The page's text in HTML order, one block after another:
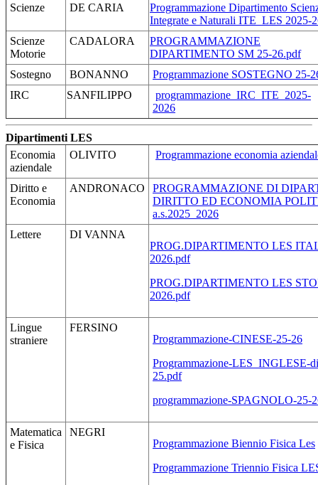
Scienze
DE CARIA
Programmazione Dipartimento
Integrate e Naturali ITE_LES 2025-
Scienze
Motorie
CADALORA
PROGRAMMAZIONE
DIPARTIMENTO SM 25-26.pdf
Sostegno
BONANNO
Programmazione SOSTEGNO 25-
IRC
SANFILIPPO
programmazione_IRC_ITE_2025-
2026
Dipartimenti LES
Economia
aziendale
OLIVITO Programmazione economia
Diritto e
Economia
ANDRONACO
PROGRAMMAZIONE DI
DIRITTO ED ECONOMIA
a.s.2025_2026
Lettere
DI VANNA
PROG.DIPARTIMENTO LES
2026.pdf
PROG.DIPARTIMENTO LES
2026.pdf
Lingue
straniere
FERSINO
Programmazione-CINESE-25-26
Programmazione-LES_INGLESE-
25.pdf
programmazione-SPAGNOLO-25-
Matematica
e Fisica
NEGRI
Programmazione Biennio Fisica Les
Programmazione Triennio Fisica